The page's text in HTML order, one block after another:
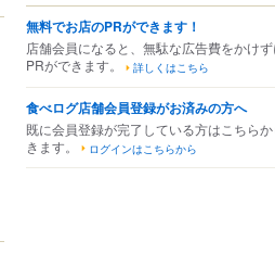
無料でお店のPRができます！
店舗会員になると、無駄な広告費をかけ
PRができます。
詳しくはこちら
食べログ店舗会員登録がお済みの方へ
既に会員登録が完了している方はこちら
きます。
ログインはこちらから